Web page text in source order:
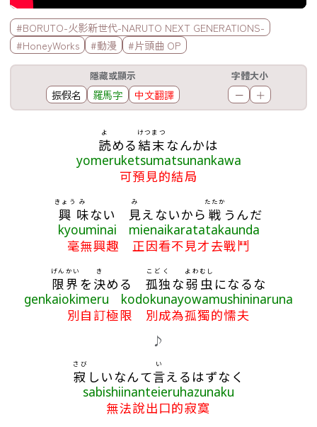
標籤欄
#BORUTO-火影新世代-NARUTO NEXT GENERATIONS-
#HoneyWorks
#動漫 #片頭曲 OP
隱藏或顯示
振假名 羅馬字 中文翻譯
字體大小
－ ＋
読
よ
める 結末
けつまつ
なんかは
yomeruketsumatsunankawa
可預見的結局
興
きょう
味
み
ない 見
み
えないから 戦
たたか
うんだ
kyouminai mienaikaratatakaunda
毫無興趣 正因看不見才去戰鬥
限界
げんかい
を 決
き
める 孤独
こどく
な弱
よわ
虫
むし
になるな
genkaiokimeru kodokunayowamushininaruna
別自訂極限 別成為孤獨的懦夫
♪
寂
さび
しいなんて言
い
えるはずなく
sabishiinanteieruhazunaku
無法說出口的寂寞